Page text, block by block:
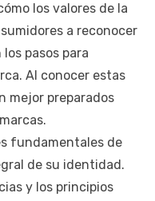
los valores de la
a reconocer
pasos para
Al conocer estas
mejor preparados
fundamentales de
de su identidad.
y los principios